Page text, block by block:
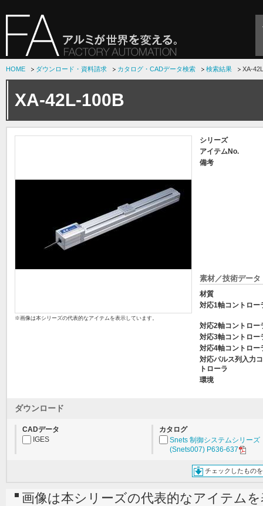
HOME ダウンロード・資料請求 カタログ・CADデータ検索 検索結果 XA-
XA-42L-100B
※画像は本シリーズの代表的なアイテムを表示しています。
シリーズ
アイテムNo.
備考
素材／技術データ
材質
対応1軸コントロー
対応2軸コントロー
対応3軸コントロー
対応4軸コントロー
対応パルス列入力
トローラ
環境
ダウンロード
CADデータ
IGES
カタログ
Snets 制御システムシリーズ
(Snets007) P636-637
チェックしたもの
画像は本シリーズの代表的なアイテム